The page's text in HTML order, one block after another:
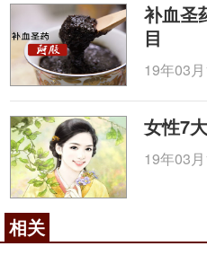
补血圣
目
19年03
女性7
19年03
相关